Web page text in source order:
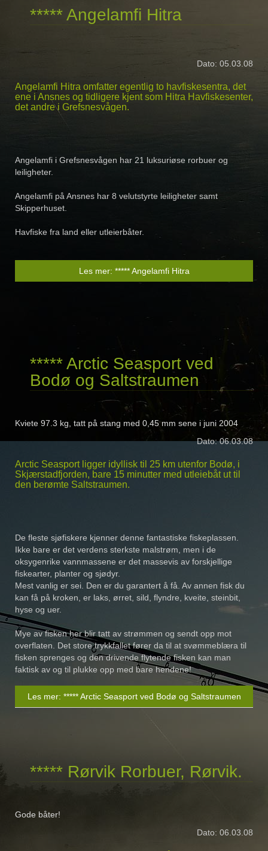
***** Angelamfi Hitra
Dato: 05.03.08
Angelamfi Hitra omfatter egentlig to havfiskesentra, det
ene i Ansnes og tidligere kjent som Hitra Havfiskesenter,
det andre i Grefsnesvågen.
Angelamfi i Grefsnesvågen har 21 luksuriøse rorbuer og
leiligheter.
Angelamfi på Ansnes har 8 velutstyrte leiligheter samt
Skipperhuset.
Havfiske fra land eller utleierbåter.
Les mer: ***** Angelamfi Hitra
***** Arctic Seasport ved
Bodø og Saltstraumen
Kviete 97.3 kg, tatt på stang med 0,45 mm sene i juni 2004
Dato: 06.03.08
Arctic Seasport ligger idyllisk til 25 km utenfor Bodø, i
Skjærstadfjorden, bare 15 minutter med utleiebåt ut til
den berømte Saltstraumen.
De fleste sjøfiskere kjenner denne fantastiske fiskeplassen.
Ikke bare er det verdens sterkste malstrøm, men i de
oksygenrike vannmassene er det massevis av forskjellige
fiskearter, planter og sjødyr.
Mest vanlig er sei. Den er du garantert å få. Av annen fisk du
kan få på kroken, er laks, ørret, sild, flyndre, kveite, steinbit,
hyse og uer.
Mye av fisken her blir tatt av strømmen og sendt opp mot
overflaten. Det store trykkfallet fører da til at svømmeblæra til
fisken sprenges og den drivende flytende fisken kan man
faktisk av og til plukke opp med bare hendene!
Les mer: ***** Arctic Seasport ved Bodø og Saltstraumen
***** Rørvik Rorbuer, Rørvik.
Gode båter!
Dato: 06.03.08